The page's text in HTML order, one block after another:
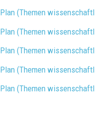
Plan (Themen
Plan (Themen
Plan (Themen
Plan (Themen
Plan (Themen